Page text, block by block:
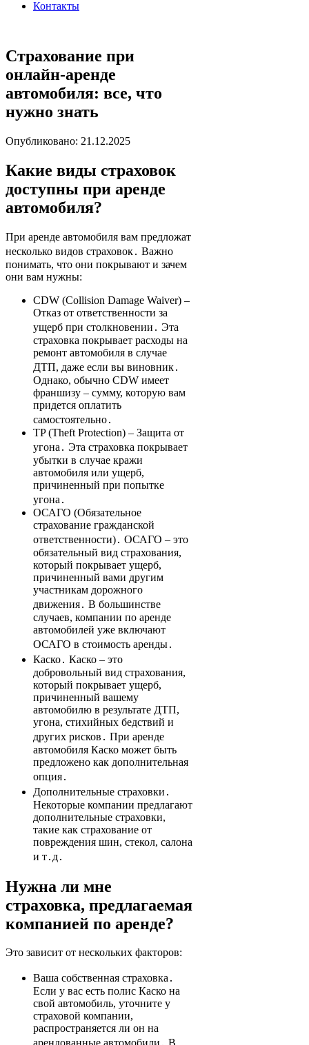
Контакты
Страхование при
онлайн-аренде
автомобиля: все, что
нужно знать
Опубликовано: 21.12.2025
Какие виды страховок
доступны при аренде
автомобиля?
При аренде автомобиля вам предложат
несколько видов страховок․ Важно
понимать, что они покрывают и зачем
они вам нужны:
CDW (Collision Damage Waiver) –
Отказ от ответственности за
ущерб при столкновении․ Эта
страховка покрывает расходы на
ремонт автомобиля в случае
ДТП, даже если вы виновник․
Однако, обычно CDW имеет
франшизу – сумму, которую вам
придется оплатить
самостоятельно․
TP (Theft Protection) – Защита от
угона․ Эта страховка покрывает
убытки в случае кражи
автомобиля или ущерб,
причиненный при попытке
угона․
ОСАГО (Обязательное
страхование гражданской
ответственности)․ ОСАГО – это
обязательный вид страхования,
который покрывает ущерб,
причиненный вами другим
участникам дорожного
движения․ В большинстве
случаев, компании по аренде
автомобилей уже включают
ОСАГО в стоимость аренды․
Каско․ Каско – это
добровольный вид страхования,
который покрывает ущерб,
причиненный вашему
автомобилю в результате ДТП,
угона, стихийных бедствий и
других рисков․ При аренде
автомобиля Каско может быть
предложено как дополнительная
опция․
Дополнительные страховки․
Некоторые компании предлагают
дополнительные страховки,
такие как страхование от
повреждения шин, стекол, салона
и т․д․
Нужна ли мне
страховка, предлагаемая
компанией по аренде?
Это зависит от нескольких факторов:
Ваша собственная страховка․
Если у вас есть полис Каско на
свой автомобиль, уточните у
страховой компании,
распространяется ли он на